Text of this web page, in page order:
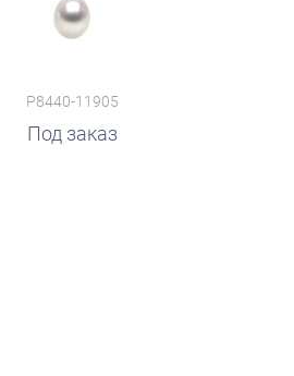
P8440-11905
Под заказ